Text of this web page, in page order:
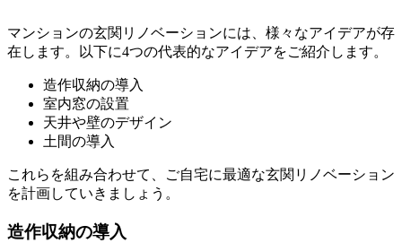
マンションの玄関リノベーションには、様々なアイデアが存
在します。以下に4つの代表的なアイデアをご紹介します。
造作収納の導入
室内窓の設置
天井や壁のデザイン
土間の導入
これらを組み合わせて、ご自宅に最適な玄関リノベーション
を計画していきましょう。
造作収納の導入